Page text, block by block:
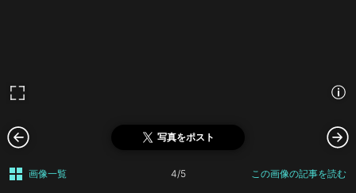
写真をポスト
画像一覧 4/5 この画像の記事を読む